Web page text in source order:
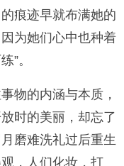
痕迹早就布满她的
为她们心中也种着
”。
的内涵与本质，
时的美丽，却忘了
磨难洗礼过后重生
，人们化妆，打